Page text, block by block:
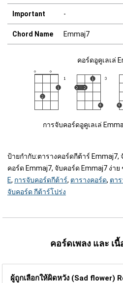
Important -
Chord Name Emmaj7
คอร์ดอูคูเลเล่
การจับคอร์ดอูคูเลเล่
ป้ายกำกับ:ตารางคอร์ดกีต้าร์ Emmaj7,
คอร์ด Emmaj7, จับคอร์ด Emmaj7 ง่าย
E, การจับคอร์ดกีต้าร์, ตารางคอร์ด, ตา
จับคอร์ด กีต้าร์โปร่ง
คอร์ดเพลง และ เ
ผู้ถูกเลือกให้ผิดหวัง (Sad flower)